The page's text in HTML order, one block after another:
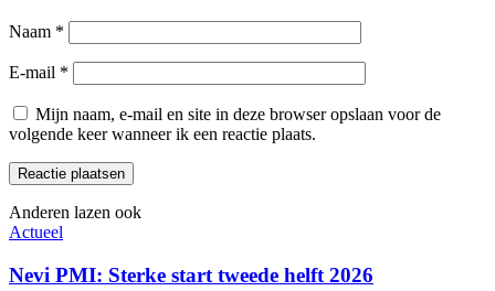
Naam *
E-mail *
Mijn naam, e-mail en site in deze browser opslaan voor de
volgende keer wanneer ik een reactie plaats.
Anderen lazen ook
Actueel
Nevi PMI: Sterke start tweede helft 2026